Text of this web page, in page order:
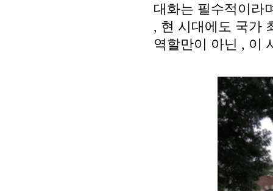
대화는 필수적이라
, 현 시대에도 국가
역할만이 아닌 , 이